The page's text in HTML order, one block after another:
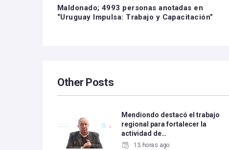
Maldonado; 4993 personas anotadas en
“Uruguay Impulsa: Trabajo y Capacitación”
Other Posts
Mendiondo destacó el trabajo
regional para fortalecer la
actividad de…
13 horas ago